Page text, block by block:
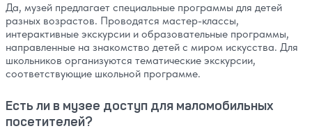
Да, музей предлагает специальные программы для детей
разных возрастов. Проводятся мастер-классы,
интерактивные экскурсии и образовательные программы,
направленные на знакомство детей с миром искусства. Для
школьников организуются тематические экскурсии,
соответствующие школьной программе.
Есть ли в музее доступ для маломобильных
посетителей?